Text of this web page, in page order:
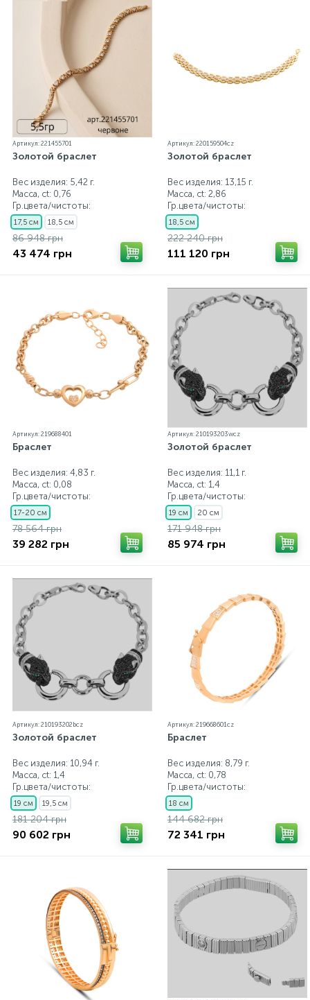
Артикул: 221455701
Золотой браслет
Вес изделия: 5,42 г.
Масса, ct: 0,76
Гр.цвета/чистоты:
17,5 см 18,5 см
86 948 грн
43 474 грн
Артикул: 220159504cz
Золотой браслет
Вес изделия: 13,15 г.
Масса, ct: 2,86
Гр.цвета/чистоты:
18,5 см
222 240 грн
111 120 грн
Артикул: 219688401
Браслет
Вес изделия: 4,83 г.
Масса, ct: 0,08
Гр.цвета/чистоты:
17-20 см
78 564 грн
39 282 грн
Артикул: 210193203wcz
Золотой браслет
Вес изделия: 11,1 г.
Масса, ct: 1,4
Гр.цвета/чистоты:
19 см 20 см
171 948 грн
85 974 грн
Артикул: 210193202bcz
Золотой браслет
Вес изделия: 10,94 г.
Масса, ct: 1,4
Гр.цвета/чистоты:
19 см 19,5 см
181 204 грн
90 602 грн
Артикул: 219668601cz
Браслет
Вес изделия: 8,79 г.
Масса, ct: 0,78
Гр.цвета/чистоты:
18 см
144 682 грн
72 341 грн